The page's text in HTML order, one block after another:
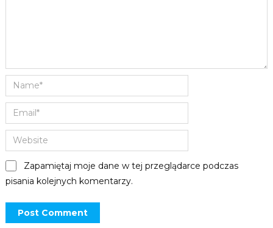
Zapamiętaj moje dane w tej przeglądarce podczas
pisania kolejnych komentarzy.